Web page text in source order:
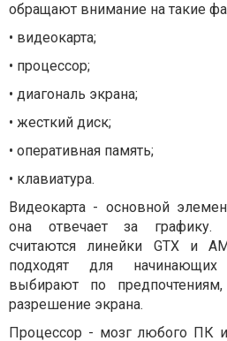
обращают внимание на такие
• видеокарта;
• процессор;
• диагональ экрана;
• жесткий диск;
• оперативная память;
• клавиатура.
Видеокарта - основной
она отвечает за графику.
считаются линейки GTX и
подходят для начинающих
выбирают по
разрешение экрана.
Процессор - мозг любого ПК